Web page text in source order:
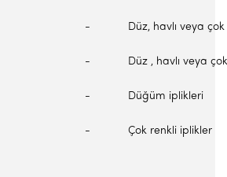
- Düz, havlı veya çok
- Düz , havlı veya çok
- Düğüm iplikleri
- Çok renkli iplikler